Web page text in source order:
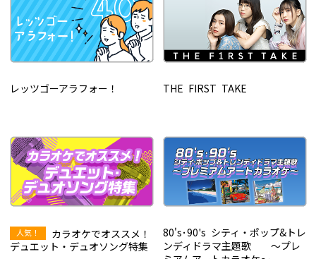
レッツゴーアラフォー！ THE FIRST TAKE
カラオケでオススメ！
デュエット・デュオソング特集
80's･90's シティ・ポップ&トレ
ンディドラマ主題歌 ～プレ